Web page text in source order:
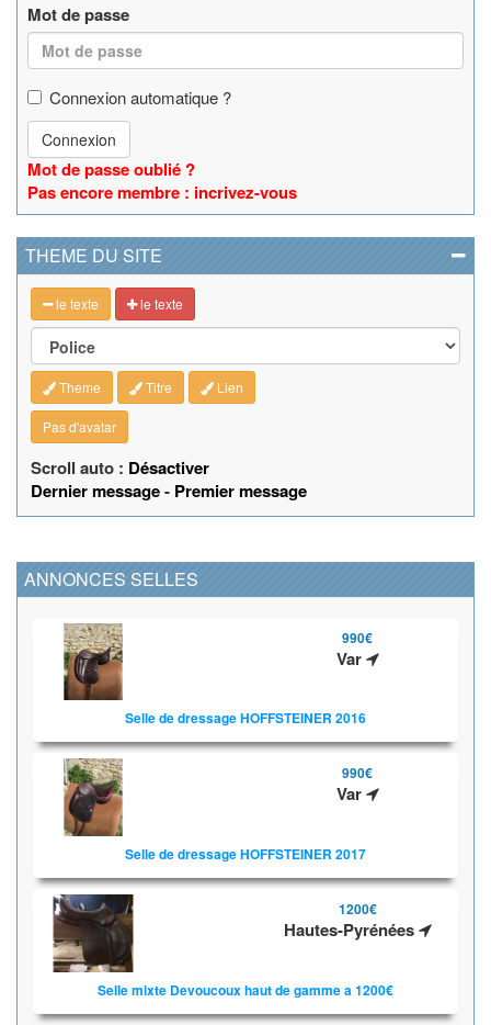
Mot de passe
Connexion automatique ?
Connexion
Mot de passe oublié ?
Pas encore membre : incrivez-vous
THEME DU SITE
le texte le texte
Theme Titre Lien
Pas d'avatar
Scroll auto : Désactiver
Dernier message- Premier message
ANNONCES SELLES
990€
Var
Selle de dressage HOFFSTEINER 2016
990€
Var
Selle de dressage HOFFSTEINER 2017
1200€
Hautes-Pyrénées
Selle mixte Devoucoux haut de gamme a 1200€